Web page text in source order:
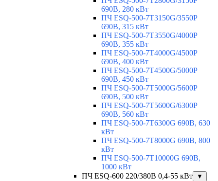
690В, 280 кВт
ПЧ ESQ-500-7T3150G/3550P
690В, 315 кВт
ПЧ ESQ-500-7T3550G/4000P
690В, 355 кВт
ПЧ ESQ-500-7T4000G/4500P
690В, 400 кВт
ПЧ ESQ-500-7T4500G/5000P
690В, 450 кВт
ПЧ ESQ-500-7T5000G/5600P
690В, 500 кВт
ПЧ ESQ-500-7T5600G/6300P
690В, 560 кВт
ПЧ ESQ-500-7T6300G 690В, 630
кВт
ПЧ ESQ-500-7T8000G 690В, 800
кВт
ПЧ ESQ-500-7T10000G 690В,
1000 кВт
ПЧ ESQ-600 220/380В 0,4-55 кВт
▼